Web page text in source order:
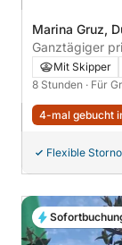
Marina Gruz,
Ganztägiger
Inseln ab
Mit Skipper
8 Stunden · Für
4-mal gebucht
Flexible